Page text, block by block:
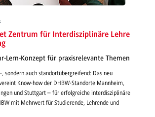
Zentrum für Interdisziplinäre Lehre
Lern-Konzept für praxisrelevante Themen
sondern auch standortübergreifend: Das neu
Know-how der DHBW-Standorte Mannheim,
und Stuttgart – für erfolgreiche interdisziplinäre
mit Mehrwert für Studierende, Lehrende und